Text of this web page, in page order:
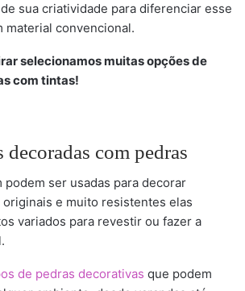
sua criatividade para diferenciar esse
material convencional.
selecionamos muitas opções de
com tintas!
decoradas com pedras
podem ser usadas para decorar
originais e muito resistentes elas
variados para revestir ou fazer a
de pedras decorativas que podem